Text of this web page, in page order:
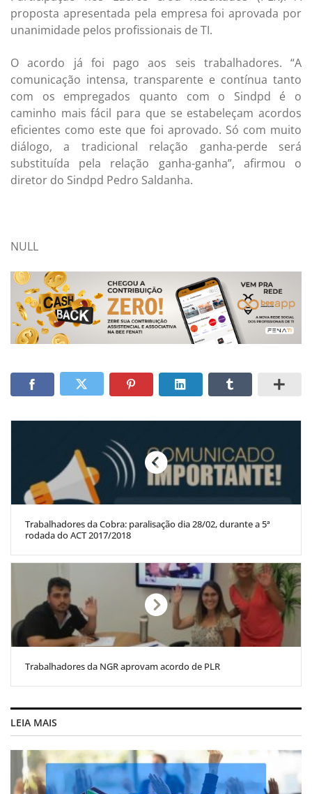
proposta apresentada pela empresa foi aprovada por
unanimidade pelos profissionais de TI.
O acordo já foi pago aos seis trabalhadores. “A
comunicação intensa, transparente e contínua tanto
com os empregados quanto com o Sindpd é o
caminho mais fácil para que se estabeleçam acordos
eficientes como este que foi aprovado. Só com muito
diálogo, a tradicional relação ganha-perde será
substituída pela relação ganha-ganha”, afirmou o
diretor do Sindpd Pedro Saldanha.
NULL
Trabalhadores da Cobra: paralisação dia 28/02, durante a 5ª
rodada do ACT 2017/2018
Trabalhadores da NGR aprovam acordo de PLR
LEIA MAIS